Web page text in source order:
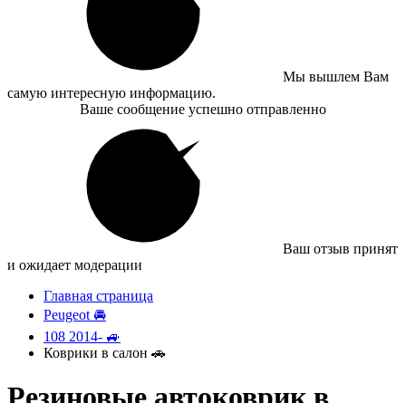
Мы вышлем Вам
самую интересную информацию.
Ваше сообщение успешно отправленно
Ваш отзыв принят
и ожидает модерации
Главная страница
Peugeot 🚘
108 2014- 🚙
Коврики в салон 🚗